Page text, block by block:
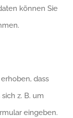
können Sie
dass
z. B. um
eingeben.